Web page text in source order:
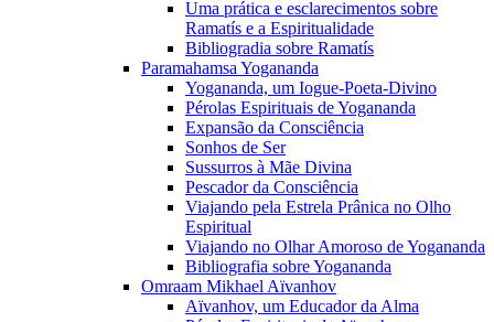
Uma prática e esclarecimentos sobre
Ramatís e a Espiritualidade
Bibliogradia sobre Ramatís
Paramahamsa Yogananda
Yogananda, um Iogue-Poeta-Divino
Pérolas Espirituais de Yogananda
Expansão da Consciência
Sonhos de Ser
Sussurros à Mãe Divina
Pescador da Consciência
Viajando pela Estrela Prânica no Olho
Espiritual
Viajando no Olhar Amoroso de Yogananda
Bibliografia sobre Yogananda
Omraam Mikhael Aïvanhov
Aïvanhov, um Educador da Alma